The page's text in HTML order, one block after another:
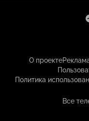
О проекте
Политика
Все